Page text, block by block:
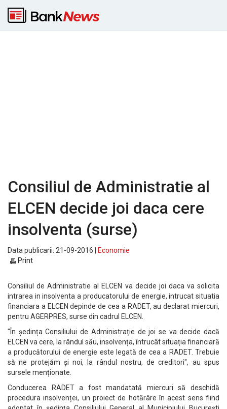
Consiliul de Administratie al
ELCEN decide joi daca cere
insolventa (surse)
Data publicarii: 21-09-2016 |
Economie
Print
Consiliul de Administratie al ELCEN va decide joi daca va solicita
intrarea in insolventa a producatorului de energie, intrucat situatia
financiara a ELCEN depinde de cea a RADET, au declarat miercuri,
pentru AGERPRES, surse din cadrul ELCEN.
"În ședința Consiliului de Administrație de joi se va decide dacă
ELCEN va cere, la rândul său, insolvența, întrucât situația financiară
a producătorului de energie este legată de cea a RADET. Trebuie
să ne protejăm și noi, la rândul nostru, de creditori", au spus
sursele menționate.
Conducerea RADET a fost mandatată miercuri să deschidă
procedura insolvenței, un proiect de hotărâre în acest sens fiind